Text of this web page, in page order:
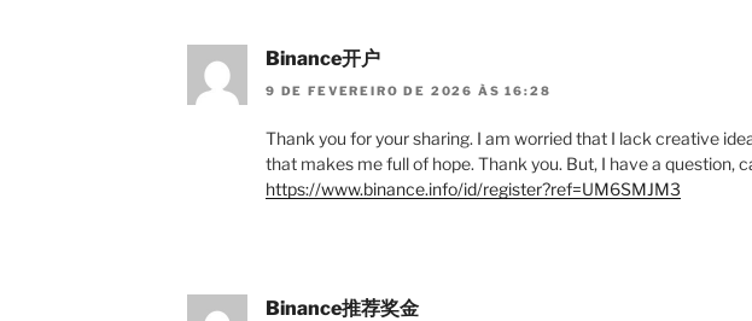
Binance开户
9 DE FEVEREIRO DE 2026 ÀS 16:28
Thank you for your sharing. I am worried that I lack creative
that makes me full of hope. Thank you. But, I have a question,
https://www.binance.info/id/register?ref=UM6SMJM3
Binance推荐奖金